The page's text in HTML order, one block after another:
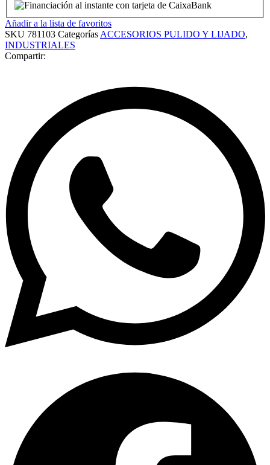
Añadir a la lista de favoritos
SKU 781103 Categorías ACCESORIOS PULIDO Y LIJADO,
INDUSTRIALES
Compartir: